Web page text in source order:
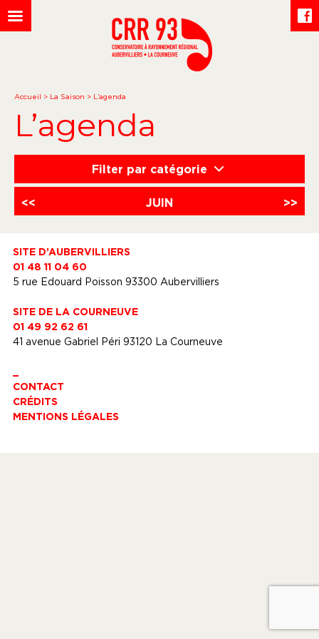
Accueil > La Saison > L’agenda
L’agenda
Filter par catégorie
<< JUIN >>
SITE D’AUBERVILLIERS
01 48 11 04 60
5 rue Edouard Poisson 93300 Aubervilliers
SITE DE LA COURNEUVE
01 49 92 62 61
41 avenue Gabriel Péri 93120 La Courneuve
CONTACT
CRÉDITS
MENTIONS LÉGALES